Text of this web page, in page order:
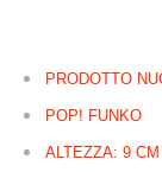
PRODOTTO
POP! FUNKO
ALTEZZA: 9 CM